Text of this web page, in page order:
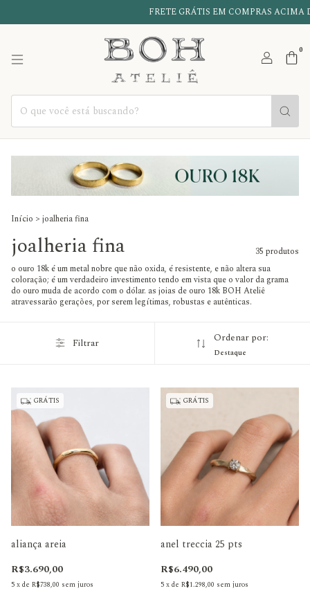
FRETE GRÁTIS EM COMPRAS ACIMA DE
0
Início > joalheria fina
joalheria fina
35 produtos
o ouro 18k é um metal nobre que não oxida, é resistente, e não altera sua
coloração; é um verdadeiro investimento tendo em vista que o valor da grama
do ouro muda de acordo com o dólar. as joias de ouro 18k BOH Ateliê
atravessarão gerações, por serem legítimas, robustas e autênticas.
Filtrar Ordenar por:
Destaque
GRÁTIS
aliança areia
R$3.690,00
5xde R$738,00 sem juros
GRÁTIS
anel treccia 25 pts
R$6.490,00
5xde R$1.298,00 sem juros